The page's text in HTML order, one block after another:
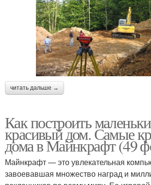
читать дальше →
Как построить
красивый дом. Самые
дома в Майнкрафт (49
Майнкрафт — это увлекательная
завоевавшая множество наград и